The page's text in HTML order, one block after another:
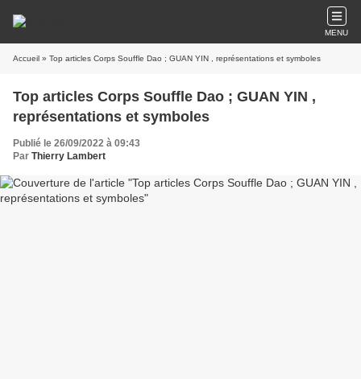
MENU
Accueil » Top articles Corps Souffle Dao ; GUAN YIN , représentations et symboles
Top articles Corps Souffle Dao ; GUAN YIN ,
représentations et symboles
Publié le 26/09/2022 à 09:43
Par Thierry Lambert